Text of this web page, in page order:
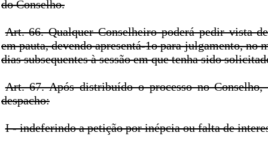
do Conselho.
Art. 66. Qualquer Conselheiro poderá pedir vista
em pauta, devendo apresentá-1o para julgamento, no
dias subsequentes à sessão em que tenha sido
Art. 67. Após distribuído o processo no
despacho:
I - indeferindo a petição por inépcia ou falta de